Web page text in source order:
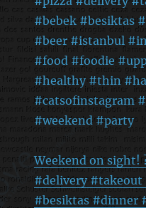
Weekend on sight!
#delivery
#besiktas #dinner